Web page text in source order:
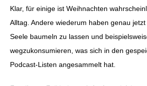
Klar, für einige ist Weihnachten
Alltag. Andere wiederum haben genau
Seele baumeln zu lassen und
wegzukonsumieren, was sich in den
Podcast-Listen angesammelt hat.